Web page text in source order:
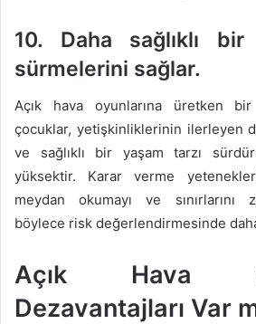
10. Daha sağlıklı bir
sürmelerini sağlar.
Açık hava oyunlarına üretken
çocuklar, yetişkinliklerinin ilerleyen
ve sağlıklı bir yaşam tarzı
yüksektir. Karar verme
meydan okumayı ve sınırlarını
böylece risk değerlendirmesinde
Açık Hava
Dezavantajları Var